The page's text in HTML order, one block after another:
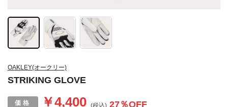
OAKLEY(オークリー)
STRIKING GLOVE
￥4,400 (税込) 27％OFF